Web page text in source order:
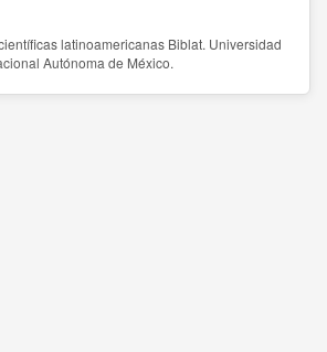
latinoamericanas Biblat. Universidad
Autónoma de México.